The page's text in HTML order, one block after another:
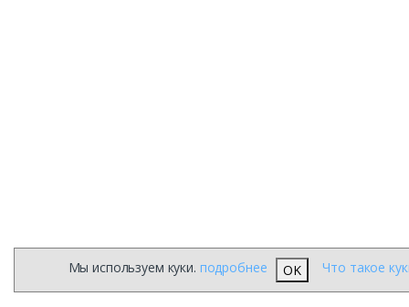
Мы используем куки. подробнее OK Что такое